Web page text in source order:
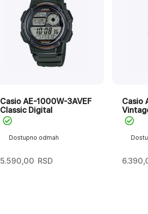
Dostupno odmah
Casio AE-1000W-3AVEF
Classic Digital
5.590,00 RSD
Casio